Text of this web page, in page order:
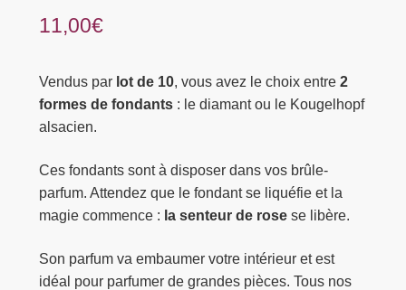
11,00€
Vendus par lot de 10, vous avez le choix entre2
formes de fondants: le diamant ou le Kougelhopf
alsacien.
Ces fondants sont à disposer dans vos brûle-
parfum. Attendez que le fondant se liquéfie et la
magie commence : la senteur de rosese libère.
Son parfum va embaumer votre intérieur et est
idéal pour parfumer de grandes pièces. Tous nos